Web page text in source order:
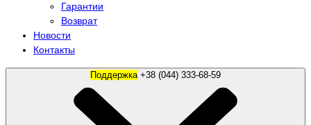
Гарантии
Возврат
Новости
Контакты
Поддержка